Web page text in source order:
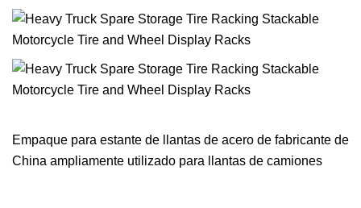
Empaque para estante de llantas de acero de fabricante de
China ampliamente utilizado para llantas de camiones